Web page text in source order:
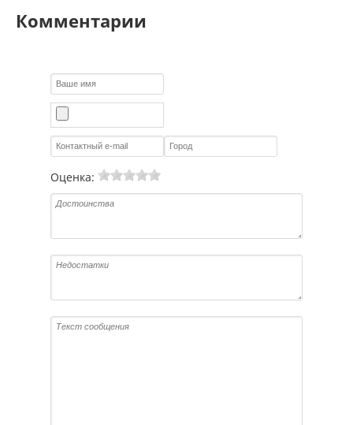
Комментарии
Оценка: